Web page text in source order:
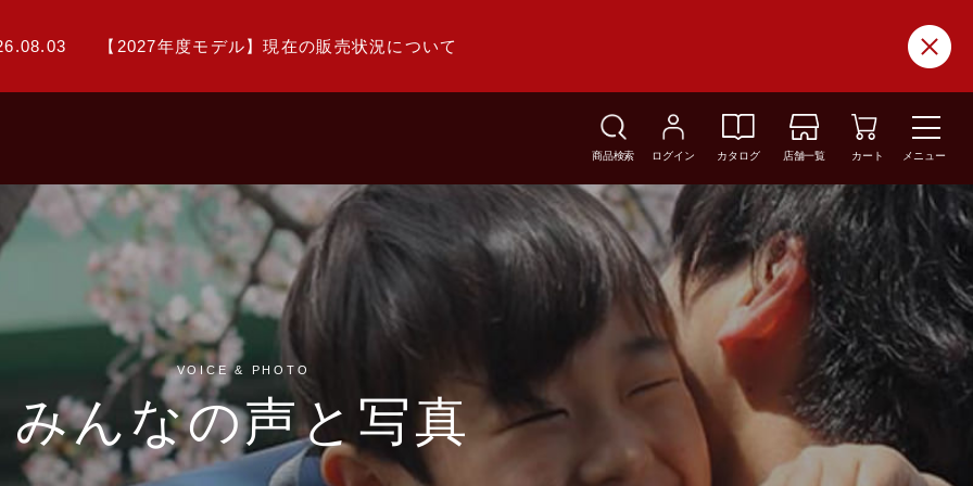
【2027年度モデル】現在の販売状況について
商品検索 ログイン カタログ 店舗一覧 カート メニュー
VOICE & PHOTO
みんなの声と写真